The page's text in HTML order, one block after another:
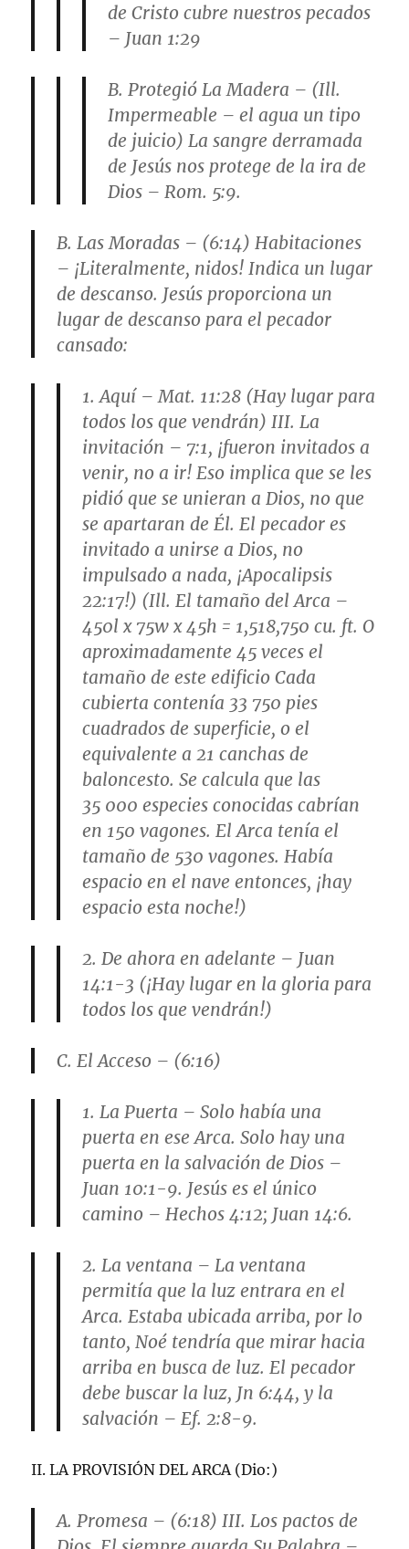
de Cristo cubre nuestros pecados
– Juan 1:29
B. Protegió La Madera – (Ill.
Impermeable – el agua un tipo
de juicio) La sangre derramada
de Jesús nos protege de la ira de
Dios – Rom. 5:9.
B. Las Moradas – (6:14) Habitaciones
– ¡Literalmente, nidos! Indica un lugar
de descanso. Jesús proporciona un
lugar de descanso para el pecador
cansado:
1. Aquí – Mat. 11:28 (Hay lugar para
todos los que vendrán) III. La
invitación – 7:1, ¡fueron invitados a
venir, no a ir! Eso implica que se les
pidió que se unieran a Dios, no que
se apartaran de Él. El pecador es
invitado a unirse a Dios, no
impulsado a nada, ¡Apocalipsis
22:17!) (Ill. El tamaño del Arca –
450l x 75w x 45h = 1,518,750 cu. ft. O
aproximadamente 45 veces el
tamaño de este edificio Cada
cubierta contenía 33 750 pies
cuadrados de superficie, o el
equivalente a 21 canchas de
baloncesto. Se calcula que las
35 000 especies conocidas cabrían
en 150 vagones. El Arca tenía el
tamaño de 530 vagones. Había
espacio en el nave entonces, ¡hay
espacio esta noche!)
2. De ahora en adelante – Juan
14:1-3 (¡Hay lugar en la gloria para
todos los que vendrán!)
C. El Acceso – (6:16)
1. La Puerta – Solo había una
puerta en ese Arca. Solo hay una
puerta en la salvación de Dios –
Juan 10:1-9. Jesús es el único
camino – Hechos 4:12; Juan 14:6.
2. La ventana – La ventana
permitía que la luz entrara en el
Arca. Estaba ubicada arriba, por lo
tanto, Noé tendría que mirar hacia
arriba en busca de luz. El pecador
debe buscar la luz, Jn 6:44, y la
salvación – Ef. 2:8-9.
II. LA PROVISIÓN DEL ARCA (Dio:)
A. Promesa – (6:18) III. Los pactos de